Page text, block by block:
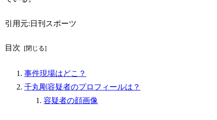
引用元:日刊スポーツ
目次
事件現場はどこ？
千丸剛容疑者のプロフィールは？
容疑者の顔画像